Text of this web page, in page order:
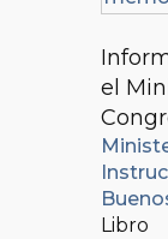
el
Libro